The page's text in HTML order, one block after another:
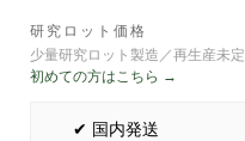
研究ロット価格
少量研究ロット製造／再生産未定
初めての方はこちら →
✔ 国内発送